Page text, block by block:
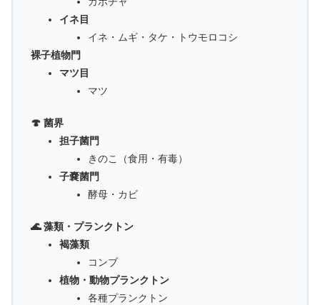
イネ目
イネ・ムギ・タケ・トウモロコシ
裸子植物門
マツ目
マツ
🍄 菌界
担子菌門
きのこ（食用・有毒）
子嚢菌門
酵母・カビ
🌊 藻類・プランクトン
褐藻類
コンブ
植物・動物プランクトン
各種プランクトン